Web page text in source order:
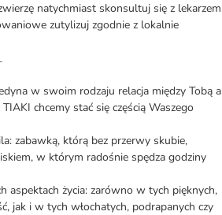
natychmiast skonsultuj się z lekarzem
zutylizuj zgodnie z lokalnie
w swoim rodzaju relacja między Tobą a
chcemy stać się częścią Waszego
zabawką, którą bez przerwy skubie,
w którym radośnie spędza godziny
aspektach życia: zarówno w tych pięknych,
jak i w tych włochatych, podrapanych czy